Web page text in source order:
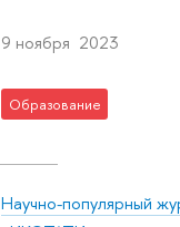
9 ноября 2023
Образование
Научно-популярный